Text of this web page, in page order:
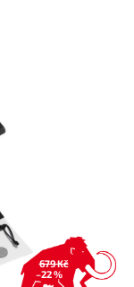
679 Kč
–22 %